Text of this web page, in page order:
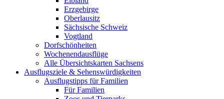
Erzgebirge
Oberlausitz
Sächsische Schweiz
Vogtland
Dorfschönheiten
Wochenendausflüge
Alle Übersichtskarten Sachsens
Ausflugsziele & Sehenswürdigkeiten
Ausflugstipps für Familien
Für Familien